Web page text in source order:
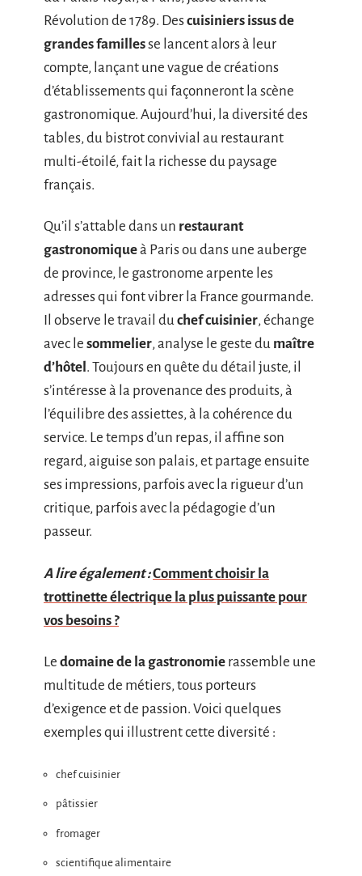
Révolution de 1789. Descuisiniers issus de
grandes famillesse lancent alors à leur
compte, lançant une vague de créations
d’établissements qui façonneront la scène
gastronomique. Aujourd’hui, la diversité des
tables, du bistrot convivial au restaurant
multi-étoilé, fait la richesse du paysage
français.
Qu’il s’attable dans un restaurant
gastronomiqueà Paris ou dans une auberge
de province, le gastronome arpente les
adresses qui font vibrer la France gourmande.
Il observe le travail duchef cuisinier, échange
avec le sommelier, analyse le geste du maître
d’hôtel. Toujours en quête du détail juste, il
s’intéresse à la provenance des produits, à
l’équilibre des assiettes, à la cohérence du
service. Le temps d’un repas, il affine son
regard, aiguise son palais, et partage ensuite
ses impressions, parfois avec la rigueur d’un
critique, parfois avec la pédagogie d’un
passeur.
A lire également :Comment choisir la
trottinette électrique la plus puissante pour
vos besoins ?
Le domaine de la gastronomie rassemble une
multitude de métiers, tous porteurs
d’exigence et de passion. Voici quelques
exemples qui illustrent cette diversité :
chef cuisinier
pâtissier
fromager
scientifique alimentaire